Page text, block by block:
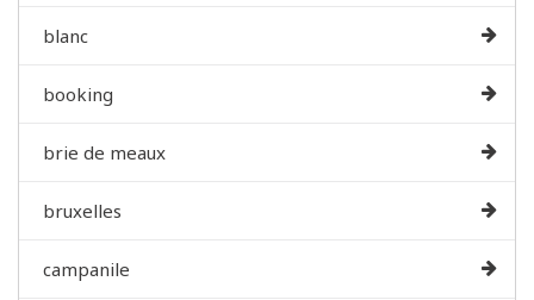
blanc
booking
brie de meaux
bruxelles
campanile